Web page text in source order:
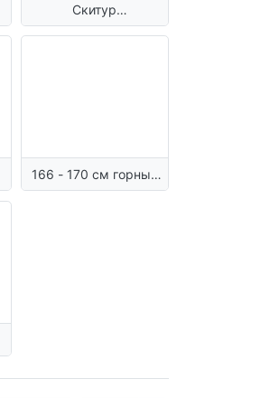
Скитур
горнолыжные
166 - 170 см горные
лыжи взрослые